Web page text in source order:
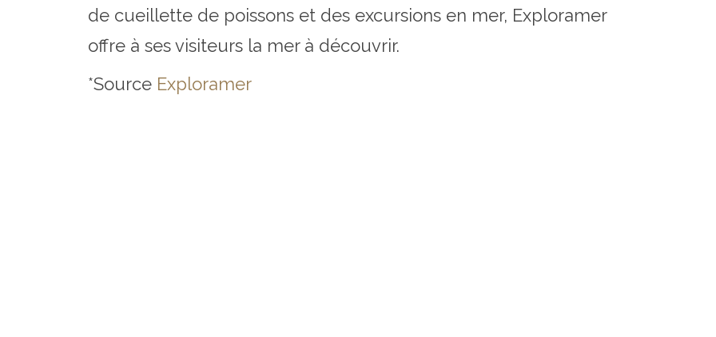
de cueillette de poissons et des excursions en mer, Exploramer
offre à ses visiteurs la mer à découvrir.
*Source Exploramer